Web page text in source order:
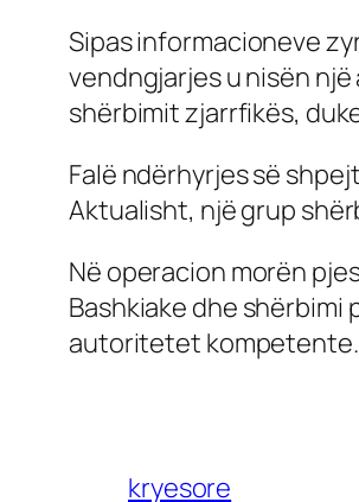
Sipas informacioneve
vendngjarjes u nisën
shërbimit zjarrfikës,
Falë ndërhyrjes së
Aktualisht, një grup
Në operacion morën
Bashkiake dhe
autoritetet kompetente.
kryesore